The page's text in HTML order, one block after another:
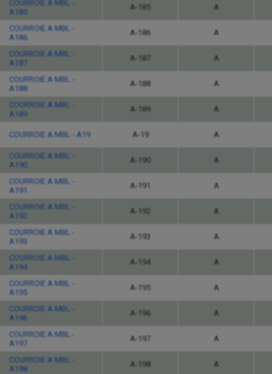
COURROIE A MBL -
A185
A-185 A
COURROIE A MBL -
A186
A-186 A
COURROIE A MBL -
A187
A-187 A
COURROIE A MBL -
A188
A-188 A
COURROIE A MBL -
A189
A-189 A
COURROIE A MBL - A19 A-19 A
COURROIE A MBL -
A190
A-190 A
COURROIE A MBL -
A191
A-191 A
COURROIE A MBL -
A192
A-192 A
COURROIE A MBL -
A193
A-193 A
COURROIE A MBL -
A194
A-194 A
COURROIE A MBL -
A195
A-195 A
COURROIE A MBL -
A196
A-196 A
COURROIE A MBL -
A197
A-197 A
COURROIE A MBL -
A198
A-198 A